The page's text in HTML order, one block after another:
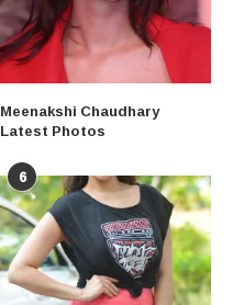
Meenakshi Chaudhary
Latest Photos
6